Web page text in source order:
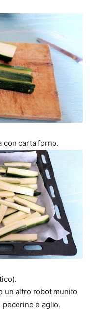
con carta forno.
un altro robot munito
pecorino e aglio.